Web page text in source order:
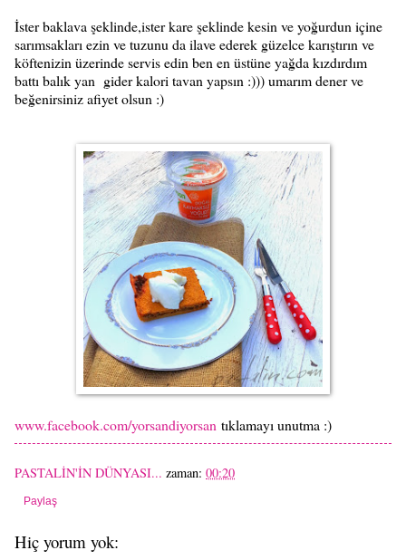
İster baklava şeklinde,ister kare şeklinde kesin ve yoğurdun içine
sarımsakları ezin ve tuzunu da ilave ederek güzelce karıştırın ve
köftenizin üzerinde servis edin ben en üstüne yağda kızdırdım
battı balık yan gider kalori tavan yapsın :))) umarım dener ve
beğenirsiniz afiyet olsun :)
www.facebook.com/yorsandiyorsan tıklamayı unutma :)
PASTALİN'İN DÜNYASI... zaman: 00:20
Paylaş
Hiç yorum yok: